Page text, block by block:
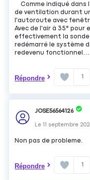
Comme indiqué dans
de ventilation durant
l'autoroute avec
Avec de l'air à 35° pour
effectivement la sonde
redémarré le système
redevenu fonctionnel…
Répondre 1
JOSE56564126
Le11 septembre
Non pas de probleme.
Répondre 1